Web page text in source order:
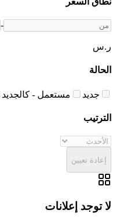
-
ر.س
الحالة
جديد مستعمل - كالجديد
الترتيب
إعادة تعيين
لا توجد إعلانات